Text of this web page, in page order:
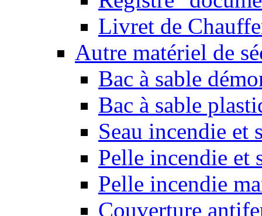
Livret de
Autre matériel de
Bac à sable
Bac à sable
Seau incendie et
Pelle incendie et
Pelle incendie
Couverture